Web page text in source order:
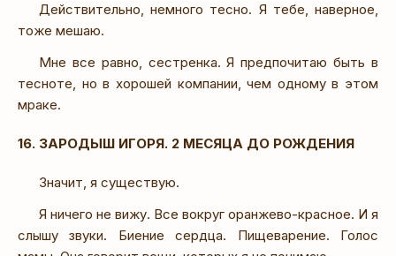
Действительно, немного тесно. Я тебе, наверное,
тоже мешаю.
Мне все равно, сестренка. Я предпочитаю быть в
тесноте, но в хорошей компании, чем одному в этом
мраке.
16. ЗАРОДЫШ ИГОРЯ. 2 МЕСЯЦА ДО РОЖДЕНИЯ
Значит, я существую.
Я ничего не вижу. Все вокруг оранжево-красное. И я
слышу звуки. Биение сердца. Пищеварение. Голос